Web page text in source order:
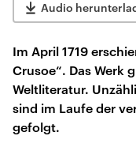
Audio
Im April 1719
Crusoe“. Das Werk
Weltliteratur.
sind im Laufe der
gefolgt.